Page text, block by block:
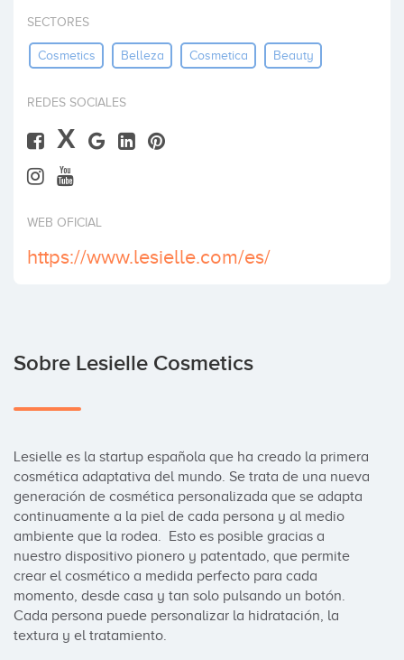
Invertir
SECTORES
Cosmetics Belleza Cosmetica Beauty
REDES SOCIALES
X
WEB OFICIAL
https://www.lesielle.com/es/
Sobre Lesielle Cosmetics
Lesielle es la startup española que ha creado la primera
cosmética adaptativa del mundo. Se trata de una nueva
generación de cosmética personalizada que se adapta
continuamente a la piel de cada persona y al medio
ambiente que la rodea.  Esto es posible gracias a
nuestro dispositivo pionero y patentado, que permite
crear el cosmético a medida perfecto para cada
momento, desde casa y tan solo pulsando un botón.
Cada persona puede personalizar la hidratación, la
textura y el tratamiento.